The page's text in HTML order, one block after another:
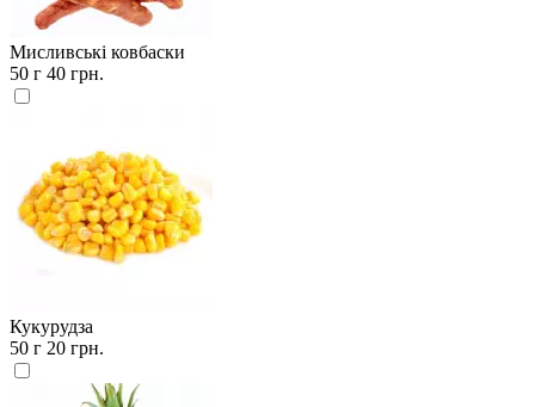
Мисливські ковбаски
50 г 40 грн.
Кукурудза
50 г 20 грн.